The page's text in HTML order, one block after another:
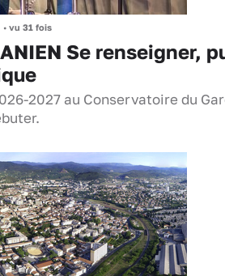
• vu 31 fois
Se renseigner,
2027 au Conservatoire du